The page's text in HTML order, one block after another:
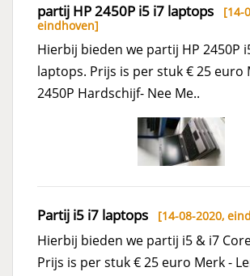
partij HP 2450P i5 i7 laptops [14-
eindhoven]
Hierbij bieden we partij HP 2450P
laptops. Prijs is per stuk € 25 euro
2450P Hardschijf- Nee Me..
Partij i5 i7 laptops [14-08-2020,
Hierbij bieden we partij i5 & i7
Prijs is per stuk € 25 euro Merk -